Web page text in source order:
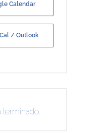
Calendar
/ Outlook
terminado.